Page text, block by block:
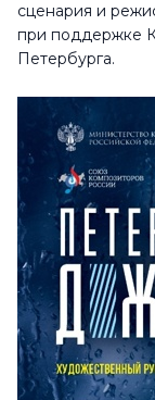
сценария и
при поддержке
Петербурга.